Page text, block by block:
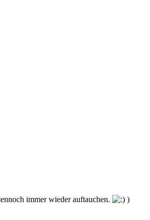
immer wieder auftauchen.
)